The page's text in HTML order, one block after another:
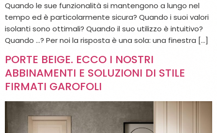
Quando le sue funzionalità si mantengono a lungo nel
tempo ed è particolarmente sicura? Quando i suoi valori
isolanti sono ottimali? Quando il suo utilizzo è intuitivo?
Quando …? Per noi la risposta è una sola: una finestra […]
PORTE BEIGE. ECCO I NOSTRI
ABBINAMENTI E SOLUZIONI DI STILE
FIRMATI GAROFOLI